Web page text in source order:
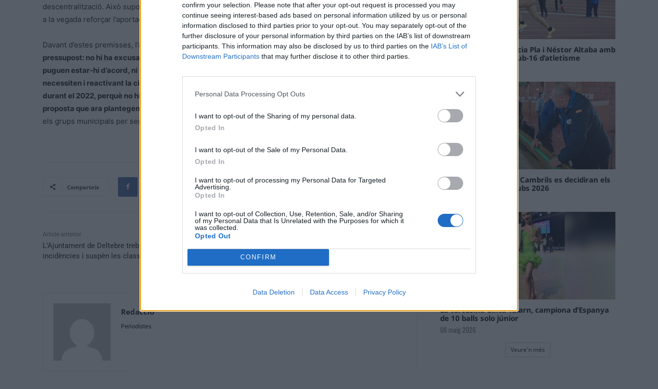
confirm your selection. Please note that after your opt-out request is processed you may
continue seeing interest-based ads based on personal information utilized by us or personal
information disclosed to third parties prior to your opt-out. You may separately opt-out of the
further disclosure of your personal information by third parties on the IAB’s list of downstream
participants. This information may also be disclosed by us to third parties on the IAB’s List of
Downstream Participants that may further disclose it to other third parties.
Personal Data Processing Opt Outs
I want to opt-out of the Sharing of my personal data.
Opted In
I want to opt-out of the Sale of my Personal Data.
Opted In
I want to opt-out of processing my Personal Data for Targeted
Advertising.
Opted In
I want to opt-out of Collection, Use, Retention, Sale, and/or Sharing
of my Personal Data that Is Unrelated with the Purposes for which it
was collected.
Opted Out
CONFIRM
Data Deletion Data Access Privacy Policy
descentralització. Això suposarà complir el conveni establit amb les tres EMD de Jesús, Bítem i Campredó, i
a la vegada reforçar l’aportació a Vinallop i els Reguers.
Davant d’estes premisses, l’alcaldessa remarca que «no s’entendria que no hi hagués un vot afirmatiu al
pressupost: no hi ha excusa possible, perquè no hi ha cap gran obra amb la qual els grups municipals no
puguen estar-hi d’acord, ni hi ha cap nou endeutament. El que fem és continuar ajudant als que més ho
necessiten i reactivant la ciutat
durant el 2022, perquè no hi ha res que puguem excloure dels comptes i, per tant, serà la mateixa
proposta que ara plantegem
els grups municipals per seguir treballant amb l’objectiu d’aprovar els comptes abans que acabe l’any.
Comparteix
Article anterior
L’Ajuntament de Deltebre treballa per resoldre les
incidències i suspèn les classes a causa del temporal
tempesta d’ahir en olivera i d’afectació als camps
d’arròs al Baix Ebre i al Montsià
Redaccio
Periodistes
Paula Sintorres, Patrícia Pla i Néstor Altaba amb
la selecció catalana sub-16 d’atletisme
En les tirades de Flix i Cambrils es decidiran els
campions de l’Interclubs 2026
La tortosina Cinta Talarn, campiona d’Espanya
de 10 balls solo júnior
08 maig 2026
Veure'n més